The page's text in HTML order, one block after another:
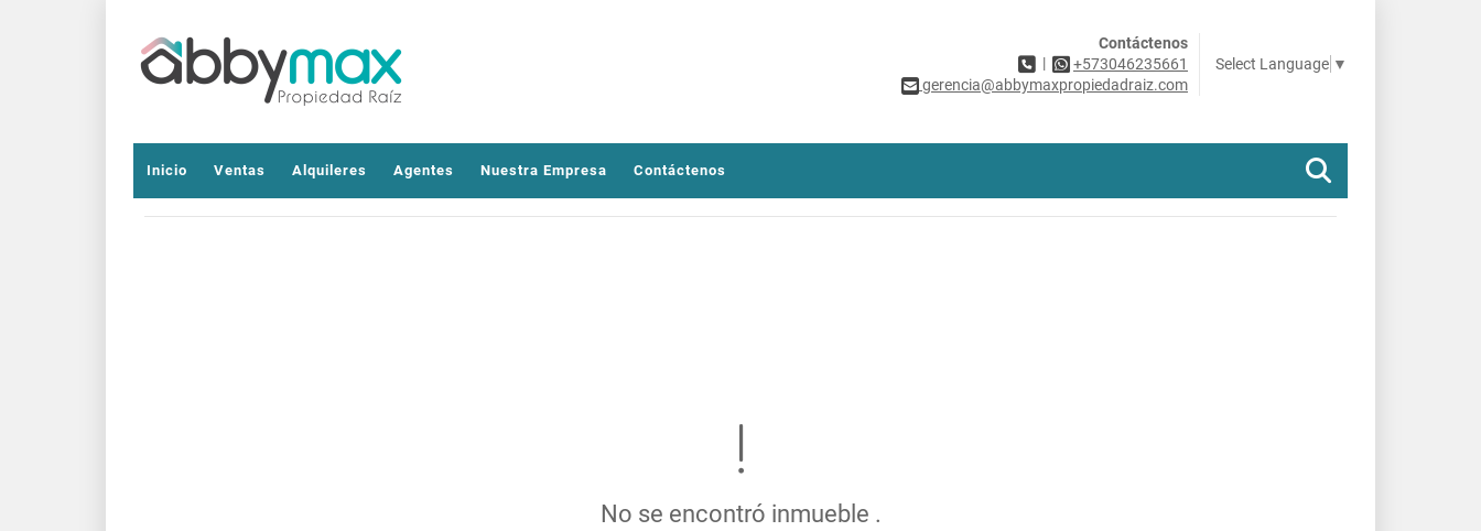
Contáctenos
|
+573046235661
gerencia@abbymaxpropiedadraiz.com
Select Language ▼
Inicio Ventas Alquileres Agentes Nuestra Empresa Contáctenos
No se encontró inmueble .